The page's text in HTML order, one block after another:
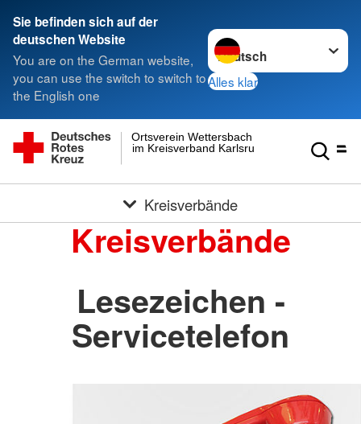
Sie befinden sich auf der
deutschen Website
You are on the German website,
you can use the switch to switch to
the English one
Sprache wechseln zu
Alles klar
im Kreisverband Karlsruhe e.V.
Ortsverein Wettersbach
Kreisverbände
Kreisverbände
Lesezeichen -
Servicetelefon